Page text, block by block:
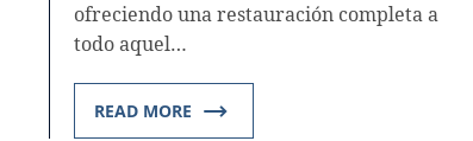
ofreciendo una restauración completa a
todo aquel…
READ MORE